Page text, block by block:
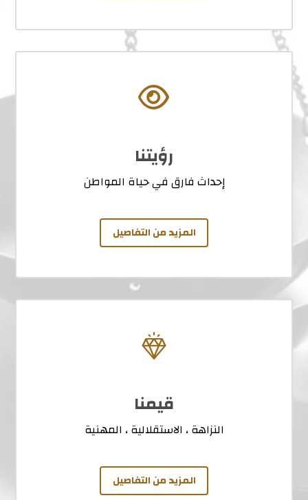
رؤيتنا
إحداث فارق في حياة المواطن
المزيد من التفاصيل
قيمنا
النزاهة ، الاستقلالية ، المهنية
المزيد من التفاصيل